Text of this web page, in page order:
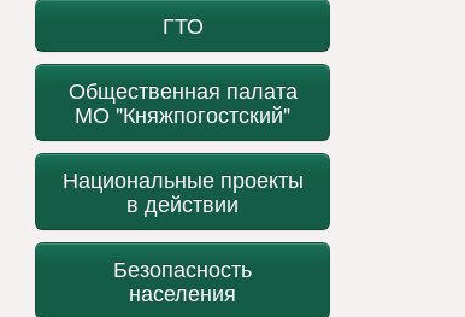
ГТО
Общественная палата
МО "Княжпогостский"
Национальные проекты
в действии
Безопасность
населения